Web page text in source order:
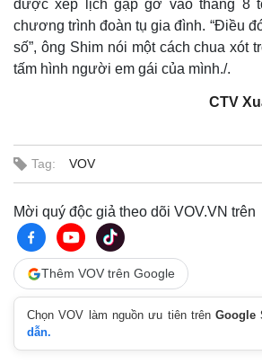
được xếp lịch gặp gỡ vào tháng 8
chương trình đoàn tụ gia đình. “Điều
số”, ông Shim nói một cách chua xót
tấm hình người em gái của mình./.
CTV
Tag: VOV
Mời quý độc giả theo dõi VOV.VN trên
Thêm VOV trên Google
Chọn VOV làm nguồn ưu tiên trênGoogle
dẫn.